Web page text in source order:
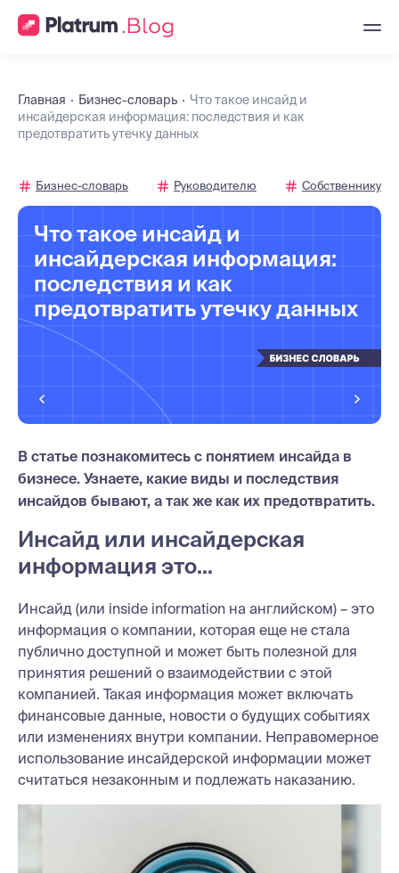
Главная Бизнес-словарь
Что такое инсайд и
инсайдерская информация: последствия и как
предотвратить утечку данных
Бизнес-словарь Руководителю Собственнику
Что такое инсайд и
инсайдерская информация:
последствия и как
предотвратить утечку данных
В статье познакомитесь с понятием инсайда в
бизнесе. Узнаете, какие виды и последствия
инсайдов бывают, а так же как их предотвратить.
Инсайд или инсайдерская
информация это…
Инсайд (или inside information на английском) – это
информация о компании, которая еще не стала
публично доступной и может быть полезной для
принятия решений о взаимодействии с этой
компанией. Такая информация может включать
финансовые данные, новости о будущих событиях
или изменениях внутри компании. Неправомерное
использование инсайдерской информации может
считаться незаконным и подлежать наказанию.